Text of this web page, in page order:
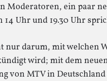
Moderatoren, ein paar
14 Uhr und 19.30 Uhr
nur darum, mit welchen
wird; mit dem
von MTV in